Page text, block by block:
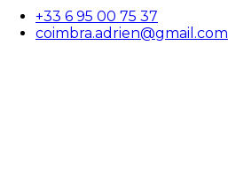
+33 6 95 00 75 37
coimbra.adrien@gmail.com